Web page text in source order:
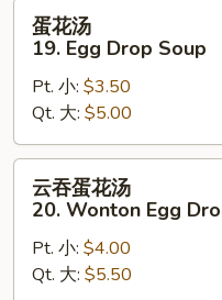
19.
Egg
Drop
Soup
蛋花汤
19. Egg Drop Soup
Pt. 小: $3.50
Qt. 大: $5.00
云吞蛋花汤
20. Wonton Egg
Pt. 小: $4.00
Qt. 大: $5.50